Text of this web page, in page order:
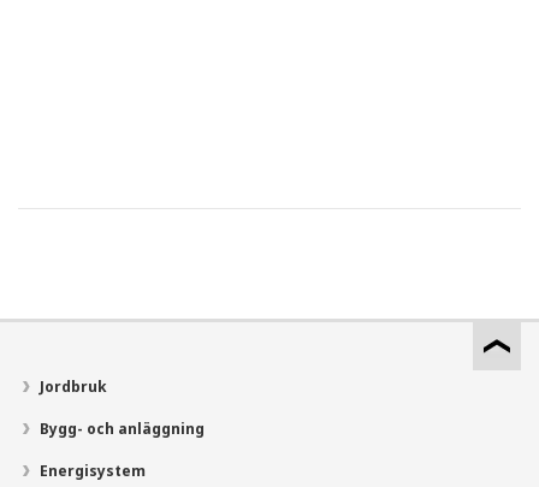
Jordbruk
Bygg- och anläggning
Energisystem